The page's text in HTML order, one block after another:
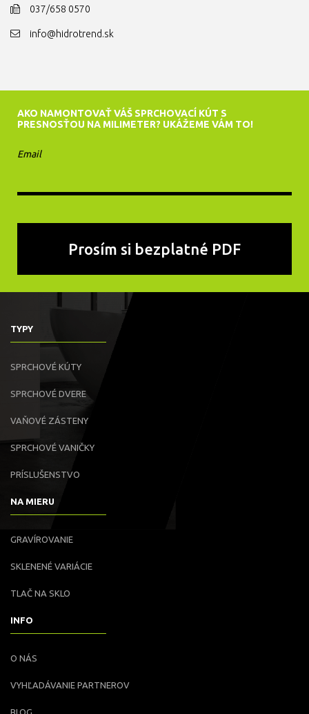
037/658 0570
info@hidrotrend.sk
TYPY
SPRCHOVÉ KÚTY
SPRCHOVÉ DVERE
VAŇOVÉ ZÁSTENY
SPRCHOVÉ VANIČKY
PRÍSLUŠENSTVO
NA MIERU
GRAVÍROVANIE
SKLENENÉ VARIÁCIE
TLAČ NA SKLO
INFO
O NÁS
VYHĽADÁVANIE PARTNEROV
BLOG
AKO NAMONTOVAŤ VÁŠ SPRCHOVACÍ KÚT S
PRESNOSŤOU NA MILIMETER? UKÁŽEME VÁM TO!
Email